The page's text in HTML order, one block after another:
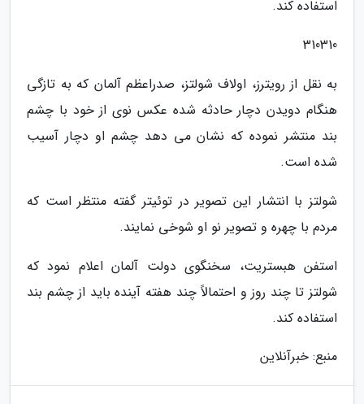
استفاده کند.
310310
به نقل از رویترز، اولاف شولتز، صدراعظم آلمان که به تازگی
هنگام دویدن دچار حادثه شده عکس نوی از خود با چشم
بند منتشر نموده که نشان می دهد چشم او دچار آسیب
شده است.
شولتز با انتشار این تصویر در توئیتر گفته منتظر است که
مردم با چهره و تصویر نو او شوخی نمایند.
استفن هبستریت، سخنگوی دولت آلمان اعلام نمود که
شولتز تا چند روز و احتمالاً چند هفته آینده باید از چشم بند
استفاده کند.
منبع: خبرآنلاین